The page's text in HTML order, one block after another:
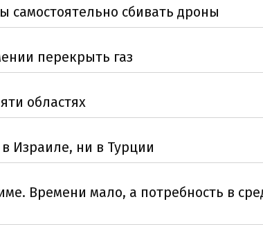
самостоятельно сбивать дроны
перекрыть газ
областях
Израиле, ни в Турции
Времени мало, а потребность в